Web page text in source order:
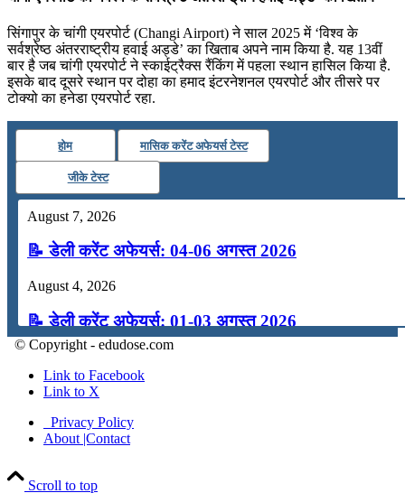
सिंगापुर के चांगी एयरपोर्ट (Changi Airport) ने साल 2025 में ‘विश्व के
सर्वश्रेष्ठ अंतरराष्ट्रीय हवाई अड्डे’ का खिताब अपने नाम किया है. यह 13वीं
बार है जब चांगी एयरपोर्ट ने स्काईट्रैक्स रैंकिंग में पहला स्थान हासिल किया है.
इसके बाद दूसरे स्थान पर दोहा का हमाद इंटरनेशनल एयरपोर्ट और तीसरे पर
टोक्यो का हनेडा एयरपोर्ट रहा.
होम मासिक करेंट अफेयर्स टेस्ट
जीके टेस्ट
August 7, 2026
📝 डेली करेंट अफेयर्स: 04-06 अगस्त 2026
August 4, 2026
📝 डेली करेंट अफेयर्स: 01-03 अगस्त 2026
July 31, 2026
📝 डेली करेंट अफेयर्स: 28-31 जुलाई 2026
July 28, 2026
© Copyright - edudose.com
Link to Facebook
Link to X
Privacy Policy
About |Contact
Scroll to top